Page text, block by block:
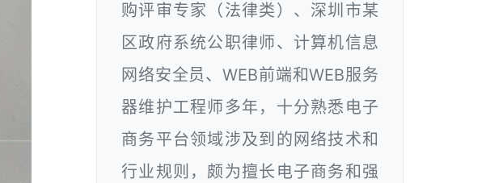
购评审专家（法律类）、深圳市某
区政府系统公职律师、计算机信息
网络安全员、WEB前端和WEB服务
器维护工程师多年，十分熟悉电子
商务平台领域涉及到的网络技术和
行业规则，颇为擅长电子商务和强